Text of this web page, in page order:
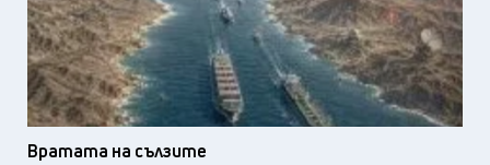
Вратата на сълзите